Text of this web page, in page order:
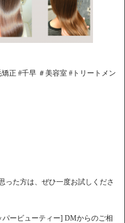
正 #千早 ＃美容室 #トリートメン
った方は、ぜひ一度お試しくださ
ービューティー] DMからのご相